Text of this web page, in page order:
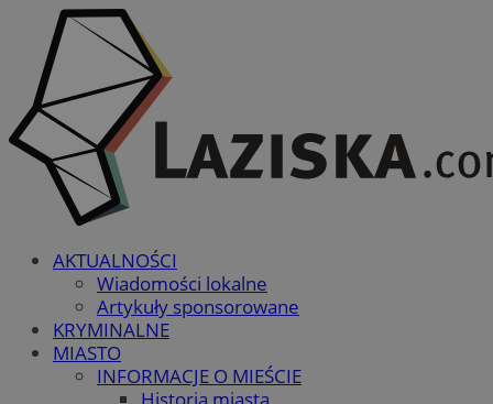
AKTUALNOŚCI
Wiadomości lokalne
Artykuły sponsorowane
KRYMINALNE
MIASTO
INFORMACJE O MIEŚCIE